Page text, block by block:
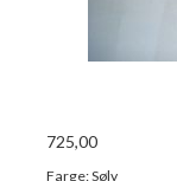
725,00
Farge: Sølv